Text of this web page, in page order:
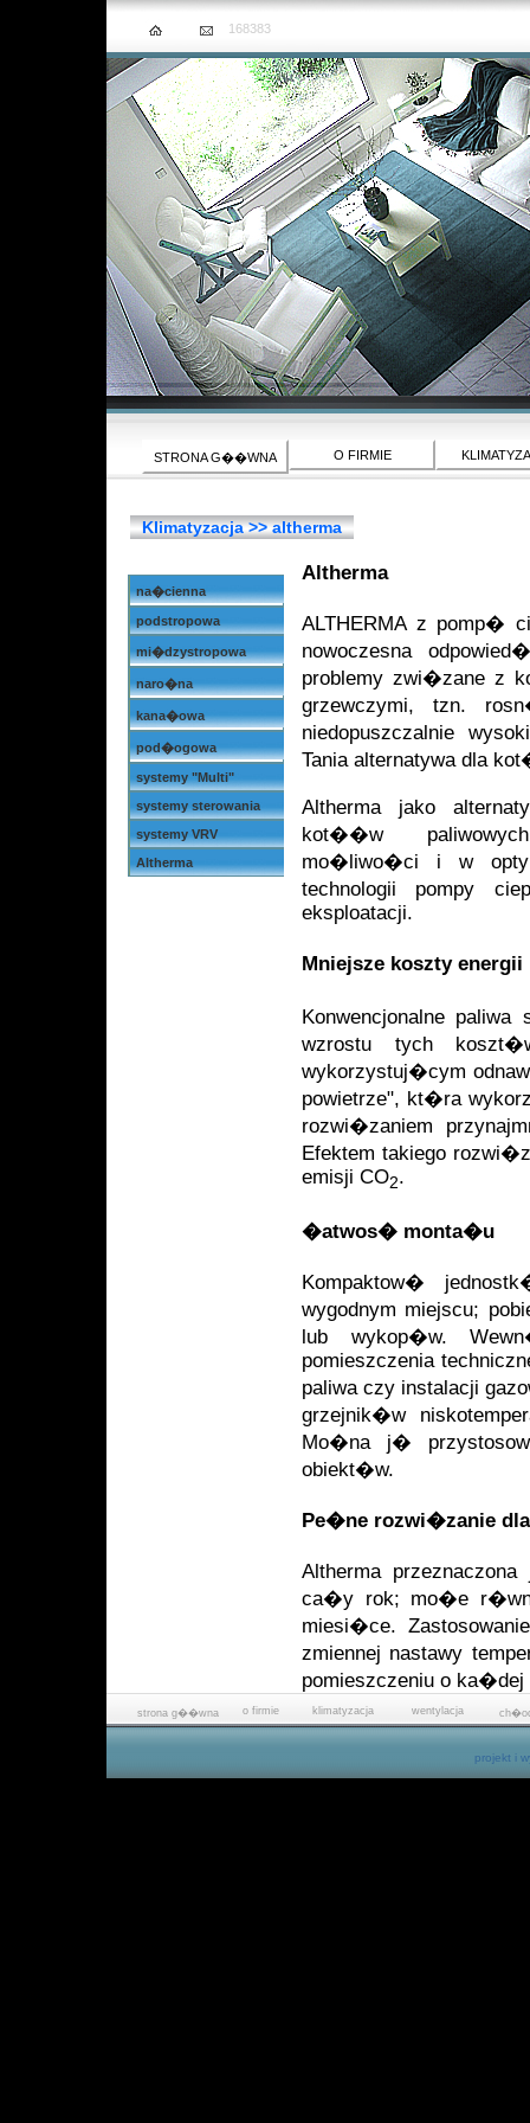
168383
STRONA G��WNA O FIRMIE
Klimatyzacja >> altherma
na�cienna
podstropowa
mi�dzystropowa
naro�na
kana�owa
pod�ogowa
systemy "Multi"
systemy sterowania
systemy VRV
Altherma
Altherma
ALTHERMA z pomp�
nowoczesna
problemy zwi�zane z
grzewczymi, tzn.
niedopuszczalnie
Tania alternatywa dla
Altherma jako
kot��w
mo�liwo�ci i w
technologii pompy
eksploatacji.
Mniejsze koszty
Konwencjonalne
wzrostu tych
wykorzystuj�cym
powietrze", kt�ra
rozwi�zaniem
Efektem takiego
emisji CO2.
�atwos� monta�u
Kompaktow�
wygodnym miejscu;
lub wykop�w.
pomieszczenia
paliwa czy instalacji
grzejnik�w
Mo�na j�
obiekt�w.
Pe�ne rozwi�zanie
Altherma
ca�y rok; mo�e
miesi�ce.
zmiennej nastawy
pomieszczeniu o
strona g��wna o firmie klimatyzacja wentylacja
projekt i